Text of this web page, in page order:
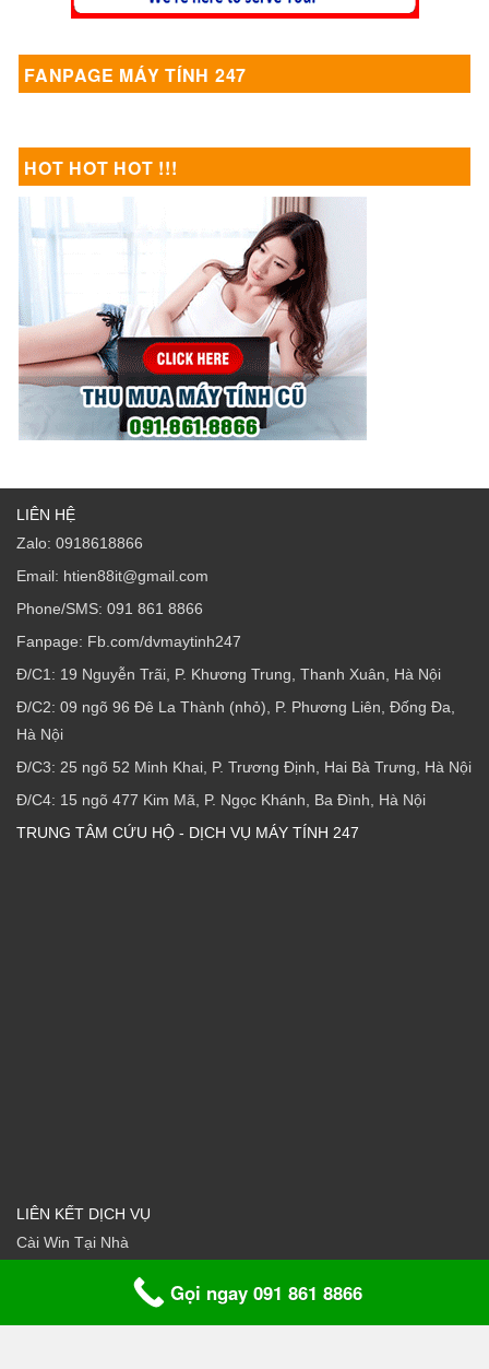
FANPAGE MÁY TÍNH 247
HOT HOT HOT !!!
LIÊN HỆ
Zalo: 0918618866
Email: htien88it@gmail.com
Phone/SMS: 091 861 8866
Fanpage: Fb.com/dvmaytinh247
Đ/C1: 19 Nguyễn Trãi, P. Khương Trung, Thanh Xuân, Hà Nội
Đ/C2: 09 ngõ 96 Đê La Thành (nhỏ), P. Phương Liên, Đống Đa,
Hà Nội
Đ/C3: 25 ngõ 52 Minh Khai, P. Trương Định, Hai Bà Trưng, Hà Nội
Đ/C4: 15 ngõ 477 Kim Mã, P. Ngọc Khánh, Ba Đình, Hà Nội
TRUNG TÂM CỨU HỘ - DỊCH VỤ MÁY TÍNH 247
LIÊN KẾT DỊCH VỤ
Cài Win Tại Nhà
Sửa máy tính tại nhà
Đổ mực sửa máy in tại nhà
Gọi ngay 091 861 8866